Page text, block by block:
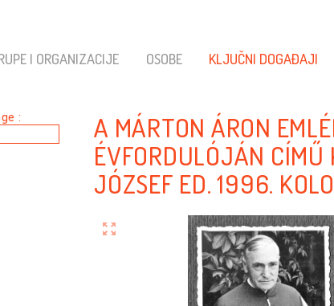
I ORGANIZACIJE OSOBE KLJUČNI DOGAĐAJI
:
A MÁRTON ÁRON
ÉVFORDULÓJÁN CÍMŰ
JÓZSEF ED. 1996.